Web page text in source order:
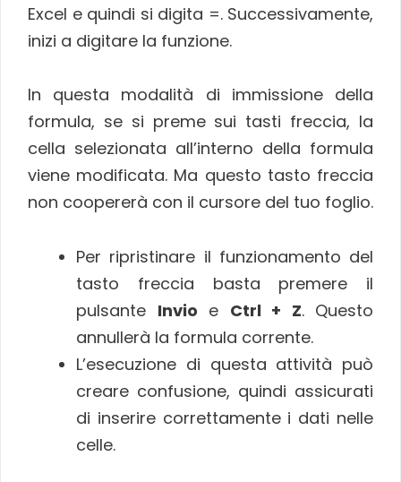
Excel e quindi si digita =. Successivamente,
inizi a digitare la funzione.
In questa modalità di immissione della
formula, se si preme sui tasti freccia, la
cella selezionata all’interno della formula
viene modificata. Ma questo tasto freccia
non coopererà con il cursore del tuo foglio.
Per ripristinare il funzionamento del
tasto freccia basta premere il
pulsante Invio e Ctrl + Z. Questo
annullerà la formula corrente.
L’esecuzione di questa attività può
creare confusione, quindi assicurati
di inserire correttamente i dati nelle
celle.